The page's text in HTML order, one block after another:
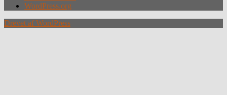
WordPress.org
Drevet af WordPress